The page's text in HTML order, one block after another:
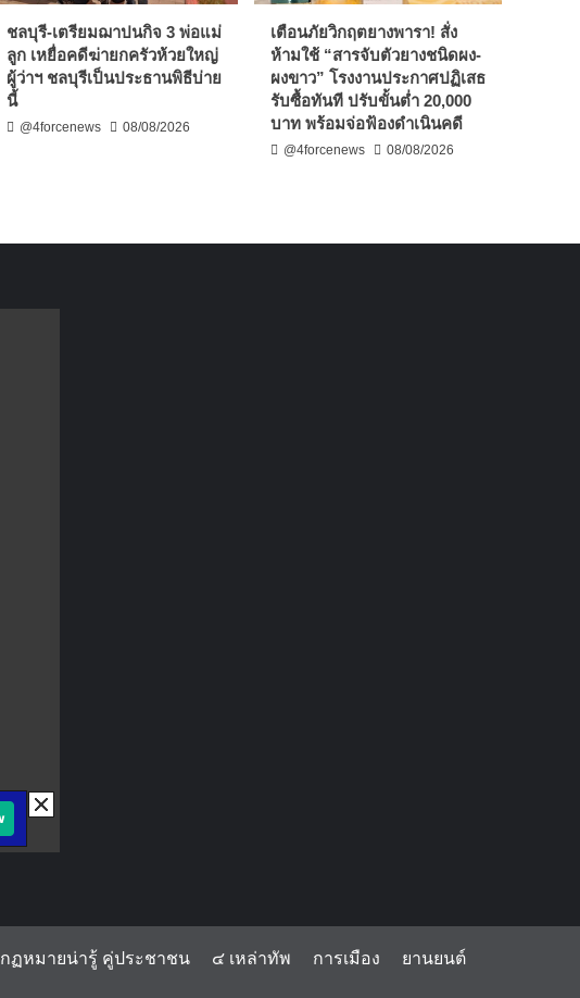
ชลบุรี-เตรียมฌาปนกิจ 3 พ่อแม่
ลูก เหยื่อคดีฆ่ายกครัวห้วยใหญ่
ผู้ว่าฯ ชลบุรีเป็นประธานพิธีบ่าย
นี้
@4forcenews 08/08/2026
เตือนภัยวิกฤตยางพารา! สั่ง
ห้ามใช้ “สารจับตัวยางชนิดผง-
ผงขาว” โรงงานประกาศปฏิเสธ
รับซื้อทันที ปรับขั้นต่ำ 20,000
บาท พร้อมจ่อฟ้องดำเนินคดี
@4forcenews 08/08/2026
กฏหมายน่ารู้ คู่ประชาชน ๔ เหล่าทัพ การเมือง
ยานยนต์